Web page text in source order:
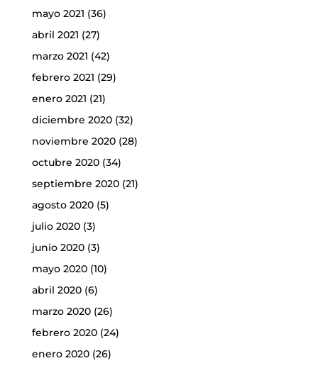
mayo 2021 (36)
abril 2021 (27)
marzo 2021 (42)
febrero 2021 (29)
enero 2021 (21)
diciembre 2020(32)
noviembre 2020(28)
octubre 2020(34)
septiembre 2020(21)
agosto 2020(5)
julio 2020(3)
junio 2020(3)
mayo 2020(10)
abril 2020(6)
marzo 2020(26)
febrero 2020(24)
enero 2020(26)